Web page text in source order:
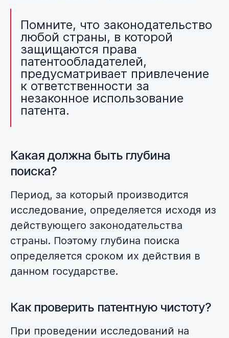
Помните, что законодательство
любой страны, в которой
защищаются права
патентообладателей,
предусматривает привлечение
к ответственности за
незаконное использование
патента.
Какая должна быть глубина
поиска?
Период, за который производится
исследование, определяется исходя из
действующего законодательства
страны. Поэтому глубина поиска
определяется сроком их действия в
данном государстве.
Как проверить патентную чистоту?
При проведении исследований на